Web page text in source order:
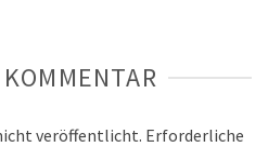
veröffentlicht. Erforderliche